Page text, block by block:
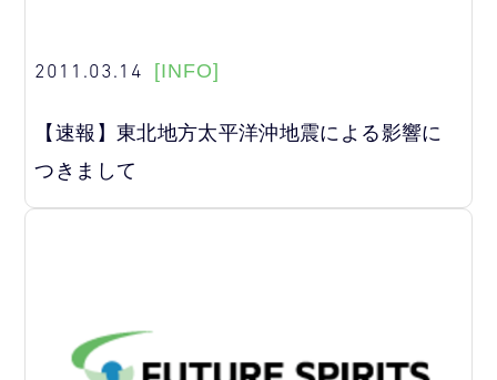
2011.03.14 [INFO]
【速報】東北地方太平洋沖地震による影響に
つきまして